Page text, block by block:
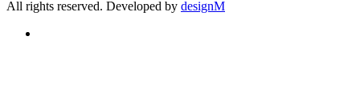
All rights reserved. Developed by designM